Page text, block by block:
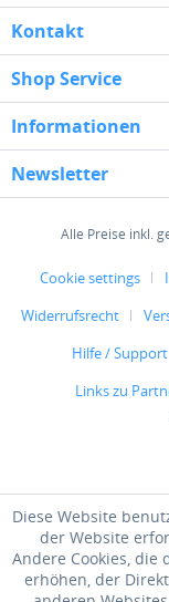
Kontakt
Shop Service
Informationen
Newsletter
Alle Preise inkl.
Cookie settings
Widerrufsrecht
Hilfe / Support
Links zu
Diese Website
der Website
Andere Cookies, die
erhöhen, der